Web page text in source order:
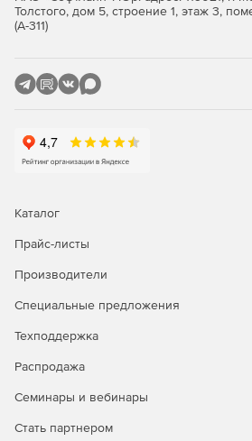
уязвимостей из банка данных
сетевые узлы, открытые порты,
Полная идентификация сервисов,
оптимизированный подбор
передачи файлов и баз данных.
Глубокий анализ веб-страниц:
возможность внедрения SQL-
межсайтового выполнения
Анализ веб-приложений
Толстого, дом 5, строение 1, этаж 3,
(А-311)
Каталог
Прайс-листы
Производители
Специальные предложения
Техподдержка
Распродажа
Семинары и вебинары
Стать партнером